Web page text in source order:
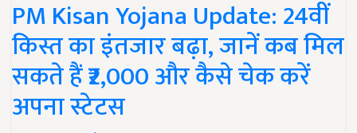
PM Kisan Yojana Update: 24वीं
किस्त का इंतजार बढ़ा, जानें कब मिल
सकते हैं ₹2,000 और कैसे चेक करें
अपना स्टेटस